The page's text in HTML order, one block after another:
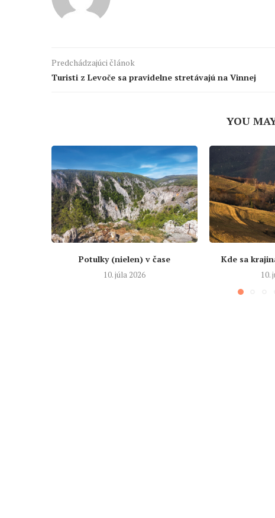
Predchádzajúci článok
Turisti z Levoče sa pravidelne stretávajú na Vinnej
YOU
Potulky (nielen) v čase
10. júla 2026
Kde sa
10.